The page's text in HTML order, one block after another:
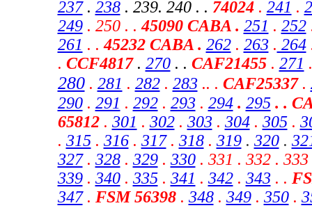
237. 238. 239. 240 . . 74024. 241 .
249. 250 . .45090 CABA . 251 . 252
261 . .45232 CABA . 262. 263. 264
. CCF4817. 270 . . CAF21455. 271
280. 281 . 282. 283.. . CAF25337.
290. 291 . 292. 293. 294 . 295. .
65812 . 301 . 302. 303. 304. 305.
. 315. 316. 317. 318. 319 . 320.
327. 328. 329. 330. 331 . 332 .
339. 340. 335. 341 . 342. 343. .
347 . FSM 56398. 348. 349. 350.